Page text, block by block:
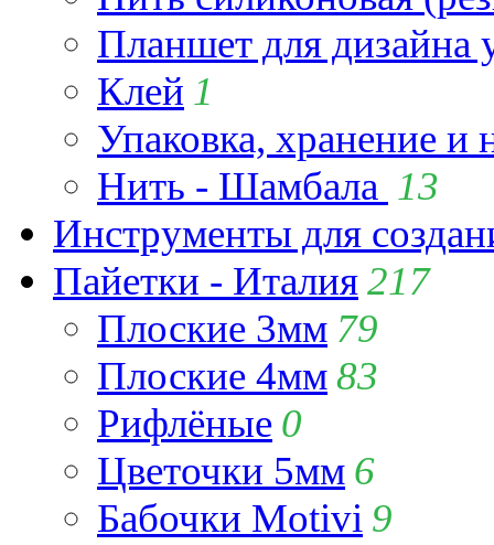
Планшет для
Клей 1
Упаковка, хранение и
Нить - Шамбала 13
Инструменты для
Пайетки - Италия217
Плоские 3мм 79
Плоские 4мм83
Рифлёные 0
Цветочки 5мм 6
Бабочки Motivi 9